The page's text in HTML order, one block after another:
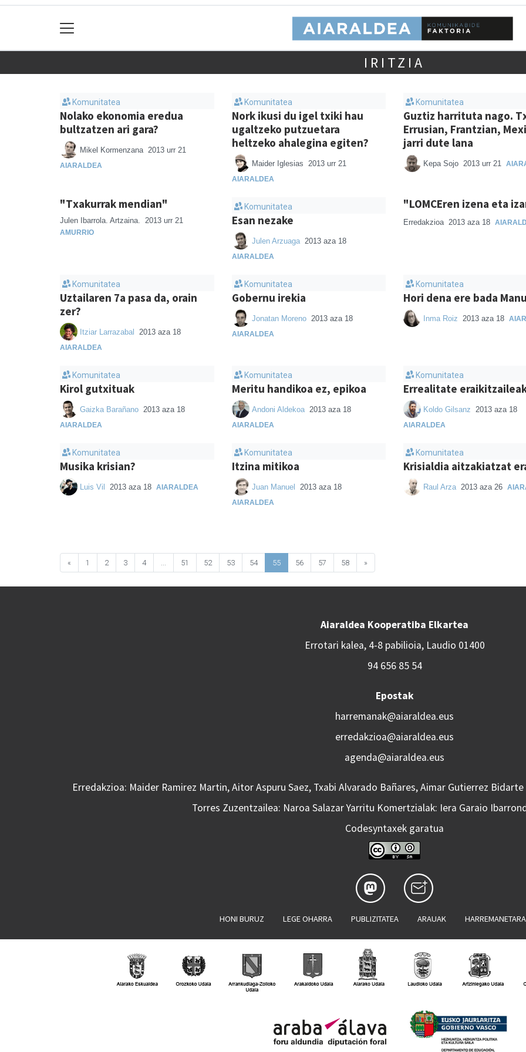
IRITZIA
Komunitatea
Nolako ekonomia eredua
bultzatzen ari gara?
Mikel Kormenzana 2013 urr 21
AIARALDEA
Komunitatea
Nork ikusi du igel txiki hau
ugaltzeko putzuetara
heltzeko ahalegina egiten?
Maider Iglesias 2013 urr 21
AIARALDEA
Komunitatea
Guztiz harrituta nago.
Errusian, Frantzian,
jarri dute lana
Kepa Sojo 2013 urr 21
"Txakurrak mendian"
Julen Ibarrola. Artzaina. 2013 urr 21
AMURRIO
Komunitatea
Esan nezake
Julen Arzuaga 2013 aza 18
AIARALDEA
"LOMCEren izena eta
Erredakzioa 2013 aza 18
Komunitatea
Uztailaren 7a pasa da, orain
zer?
Itziar Larrazabal 2013 aza 18
AIARALDEA
Komunitatea
Gobernu irekia
Jonatan Moreno 2013 aza 18
AIARALDEA
Komunitatea
Hori dena ere bada
Inma Roiz 2013 aza 18
Komunitatea
Kirol gutxituak
Gaizka Barañano 2013 aza 18
AIARALDEA
Komunitatea
Meritu handikoa ez, epikoa
Andoni Aldekoa 2013 aza 18
AIARALDEA
Komunitatea
Errealitate
Koldo Gilsanz 2013 aza 18
AIARALDEA
Komunitatea
Musika krisian?
Luis Vil 2013 aza 18 AIARALDEA
Komunitatea
Itzina mitikoa
Juan Manuel 2013 aza 18
AIARALDEA
Komunitatea
Krisialdia aitzakiatzat
Raul Arza 2013 aza 26
« 1 2 3 4 ... 51 52 53 54 55 56 57 58 »
Aiaraldea Kooperatiba Elkartea
Errotari kalea, 4-8 pabilioia, Laudio 01400
94 656 85 54
Epostak
harremanak@aiaraldea.eus
erredakzioa@aiaraldea.eus
agenda@aiaraldea.eus
Erredakzioa: Maider Ramirez Martin, Aitor Aspuru Saez, Txabi Alvarado Bañares, Aimar Gutierrez
Torres Zuzentzailea: Naroa Salazar Yarritu Komertzialak: Iera Garaio
Codesyntaxek garatua
HONI BURUZ LEGE OHARRA PUBLIZITATEA ARAUAK